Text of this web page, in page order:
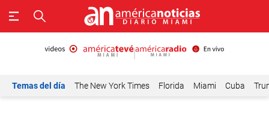
Temas del día The New York Times Florida Miami Cuba